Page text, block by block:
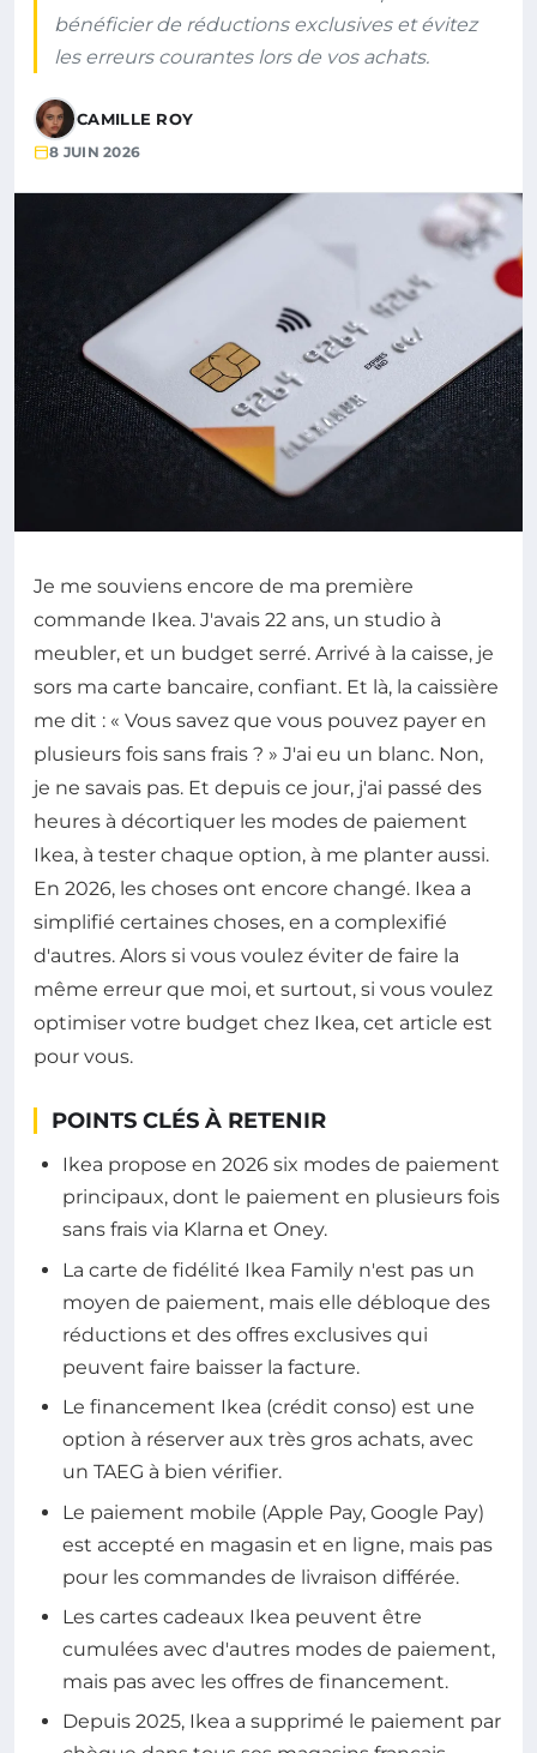
bénéficier de réductions exclusives et évitez
les erreurs courantes lors de vos achats.
CAMILLE ROY
8 JUIN 2026
Je me souviens encore de ma première
commande Ikea. J'avais 22 ans, un studio à
meubler, et un budget serré. Arrivé à la caisse, je
sors ma carte bancaire, confiant. Et là, la caissière
me dit : « Vous savez que vous pouvez payer en
plusieurs fois sans frais ? » J'ai eu un blanc. Non,
je ne savais pas. Et depuis ce jour, j'ai passé des
heures à décortiquer les modes de paiement
Ikea, à tester chaque option, à me planter aussi.
En 2026, les choses ont encore changé. Ikea a
simplifié certaines choses, en a complexifié
d'autres. Alors si vous voulez éviter de faire la
même erreur que moi, et surtout, si vous voulez
optimiser votre budget chez Ikea, cet article est
pour vous.
POINTS CLÉS À RETENIR
Ikea propose en 2026 six modes de paiement
principaux, dont le paiement en plusieurs fois
sans frais via Klarna et Oney.
La carte de fidélité Ikea Family n'est pas un
moyen de paiement, mais elle débloque des
réductions et des offres exclusives qui
peuvent faire baisser la facture.
Le financement Ikea (crédit conso) est une
option à réserver aux très gros achats, avec
un TAEG à bien vérifier.
Le paiement mobile (Apple Pay, Google Pay)
est accepté en magasin et en ligne, mais pas
pour les commandes de livraison différée.
Les cartes cadeaux Ikea peuvent être
cumulées avec d'autres modes de paiement,
mais pas avec les offres de financement.
Depuis 2025, Ikea a supprimé le paiement par